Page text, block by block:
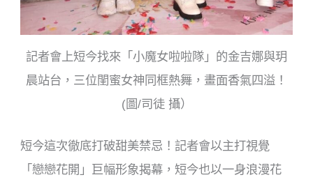
記者會上短今找來「小魔女啦啦隊」的金吉娜與玥
晨站台，三位閨蜜女神同框熱舞，畫面香氣四溢！
(圖/司徒 攝）
短今這次徹底打破甜美禁忌！記者會以主打視覺
「戀戀花開」巨幅形象揭幕，短今也以一身浪漫花